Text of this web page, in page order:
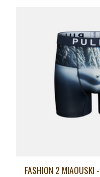
FASHION 2